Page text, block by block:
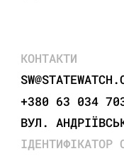
КОНТАКТИ
+380 63 034
ВУЛ.
ІДЕНТИФІКАТОР